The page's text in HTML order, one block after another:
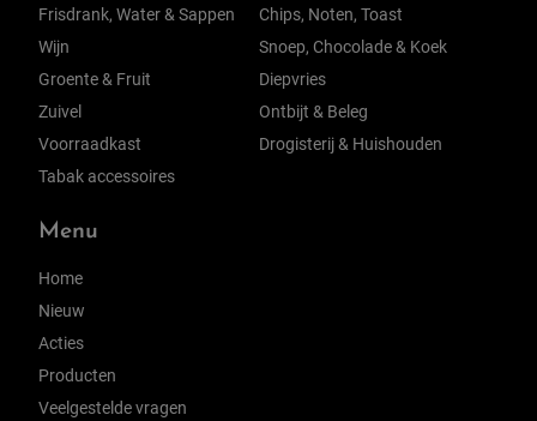
Frisdrank, Water & Sappen
Wijn
Groente & Fruit
Zuivel
Voorraadkast
Tabak accessoires
Chips, Noten, Toast
Snoep, Chocolade & Koek
Diepvries
Ontbijt & Beleg
Drogisterij & Huishouden
Menu
Home
Nieuw
Acties
Producten
Veelgestelde vragen